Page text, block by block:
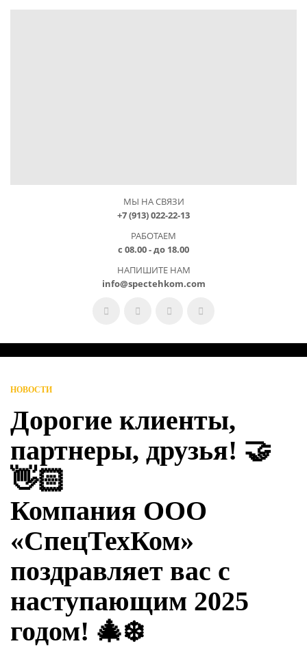
МЫ НА СВЯЗИ
+7 (913) 022-22-13
РАБОТАЕМ
с 08.00 - до 18.00
НАПИШИТЕ НАМ
info@spectehkom.com
НОВОСТИ
Дорогие клиенты,
партнеры, друзья! 🤝
👋🏻
Компания ООО
«СпецТехКом»
поздравляет вас с
наступающим 2025
годом! 🎄❄️